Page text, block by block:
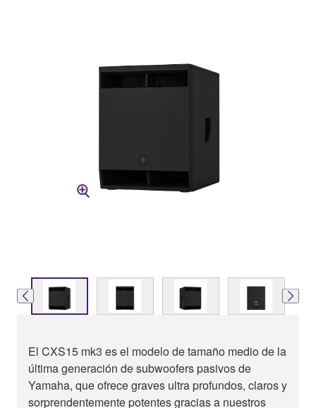
El CXS15 mk3 es el modelo de tamaño medio de la
última generación de subwoofers pasivos de
Yamaha, que ofrece graves ultra profundos, claros y
sorprendentemente potentes gracias a nuestros